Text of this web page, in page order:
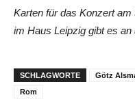
Karten für das Konzert
im Haus Leipzig gibt es
SCHLAGWORTE Götz
Rom